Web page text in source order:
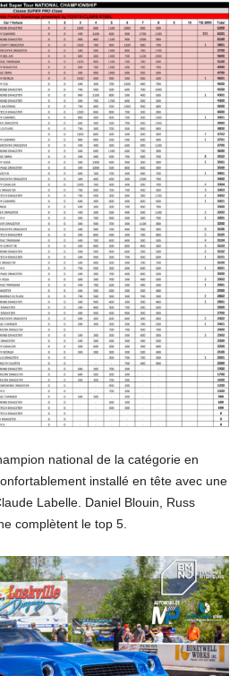
national de la catégorie en
installé en tête avec une
Labelle. Daniel Blouin, Russ
complètent le top 5.